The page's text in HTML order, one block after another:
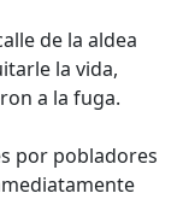
de la aldea
la vida,
a la fuga.
por pobladores